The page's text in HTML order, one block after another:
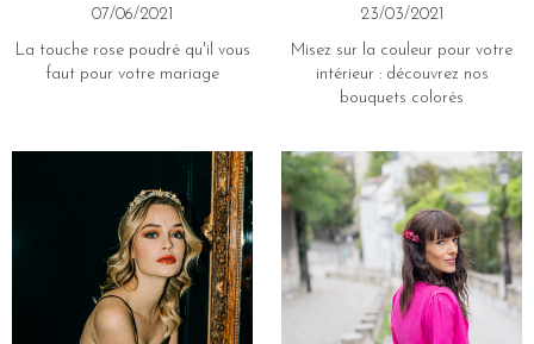
07/06/2021
La touche rose poudré qu'il vous
faut pour votre mariage
23/03/2021
Misez sur la couleur pour votre
intérieur : découvrez nos
bouquets colorés